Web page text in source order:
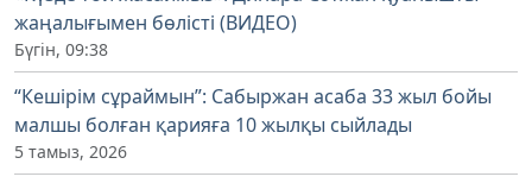
жаңалығымен бөлісті (ВИДЕО)
Бүгін, 09:38
“Кешірім сұраймын”: Сабыржан асаба 33 жыл бойы
малшы болған қарияға 10 жылқы сыйлады
5 тамыз, 2026